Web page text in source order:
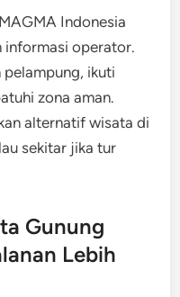
Indonesia
informasi operator.
pelampung, ikuti
zona aman.
alternatif wisata di
sekitar jika tur
Gunung
Lebih